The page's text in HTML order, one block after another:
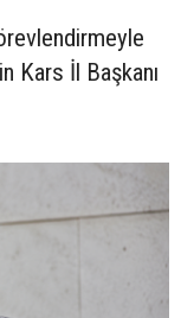
Kars İl Başkanı